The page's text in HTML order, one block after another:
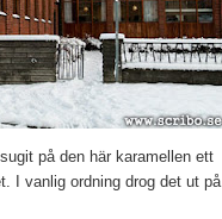
på den här karamellen ett
I vanlig ordning drog det ut på